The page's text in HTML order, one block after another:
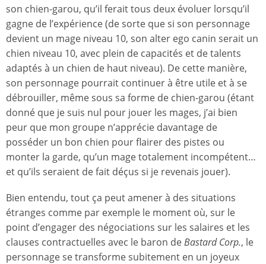
son chien-garou, qu’il ferait tous deux évoluer lorsqu’il
gagne de l’expérience (de sorte que si son personnage
devient un mage niveau 10, son alter ego canin serait un
chien niveau 10, avec plein de capacités et de talents
adaptés à un chien de haut niveau). De cette manière,
son personnage pourrait continuer à être utile et à se
débrouiller, même sous sa forme de chien-garou (étant
donné que je suis nul pour jouer les mages, j’ai bien
peur que mon groupe n’apprécie davantage de
posséder un bon chien pour flairer des pistes ou
monter la garde, qu’un mage totalement incompétent…
et qu’ils seraient de fait déçus si je revenais jouer).
Bien entendu, tout ça peut amener à des situations
étranges comme par exemple le moment où, sur le
point d’engager des négociations sur les salaires et les
clauses contractuelles avec le baron deBastard Corp., le
personnage se transforme subitement en un joyeux